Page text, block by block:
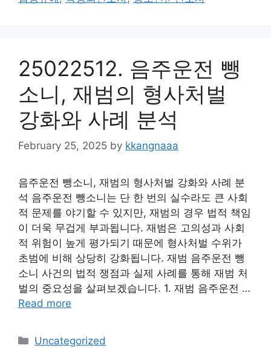
25022512. 음주운전 뺑
소니, 재범의 형사처벌
강화와 사례 분석
February 25, 2025 by kkangnaaa
음주운전 뺑소니, 재범의 형사처벌 강화와 사례 분
석 음주운전 뺑소니는 단 한 번의 실수라도 큰 사회
적 문제를 야기할 수 있지만, 재범의 경우 법적 책임
이 더욱 무겁게 부과됩니다. 재범은 고의성과 사회
적 위험이 높게 평가되기 때문에 형사처벌 수위가
초범에 비해 상당히 강화됩니다. 재범 음주운전 뺑
소니 사건의 법적 쟁점과 실제 사례를 통해 재범 처
벌의 중요성을 살펴보겠습니다. 1. 재범 음주운전 …
Read more
Categories
Uncategorized